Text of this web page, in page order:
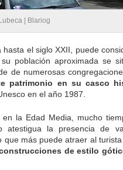
| Blariog
el siglo XXII, puede
población aproximada se
de numerosas
patrimonio en su casco
en el año 1987.
la Edad Media, mucho
atestigua la presencia de
más puede atraer al
de estilo